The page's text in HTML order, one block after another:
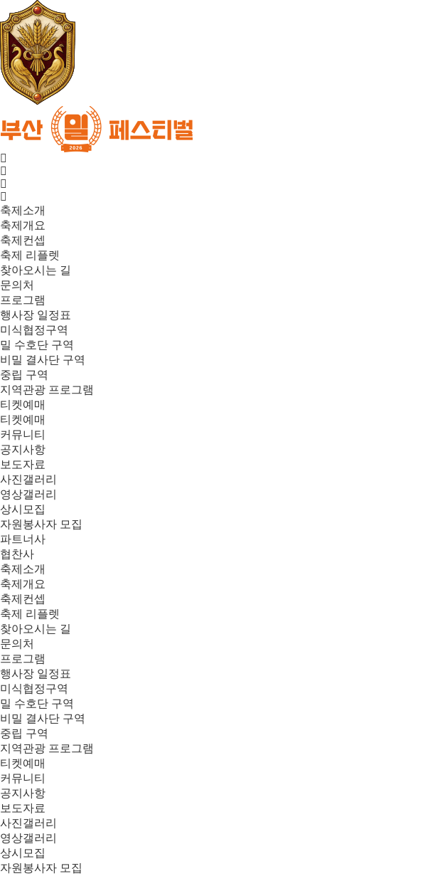
축제소개
축제개요
축제컨셉
축제 리플렛
찾아오시는 길
문의처
프로그램
행사장 일정표
미식협정구역
밀 수호단 구역
비밀 결사단 구역
중립 구역
지역관광 프로그램
티켓예매
티켓예매
커뮤니티
공지사항
보도자료
사진갤러리
영상갤러리
상시모집
자원봉사자 모집
파트너사
협찬사
축제소개
축제개요
축제컨셉
축제 리플렛
찾아오시는 길
문의처
프로그램
행사장 일정표
미식협정구역
밀 수호단 구역
비밀 결사단 구역
중립 구역
지역관광 프로그램
티켓예매
커뮤니티
공지사항
보도자료
사진갤러리
영상갤러리
상시모집
자원봉사자 모집